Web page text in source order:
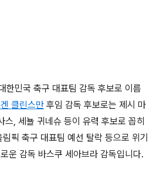
한민국 축구 대표팀 감독 후보로 이름
클린스만 후임 감독 후보로는 제시 마
스, 세뇰 귀네슈 등이 유력 후보로 꼽히
픽 축구 대표팀 예선 탈락 등으로 위기
운 감독 바스쿠 세아브라 감독입니다.